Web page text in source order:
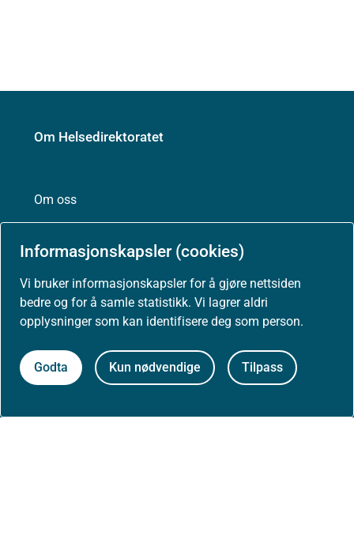
Informasjonskapsler (cookies)
Vi bruker informasjonskapsler for å gjøre nettsiden
bedre og for å samle statistikk. Vi lagrer aldri
opplysninger som kan identifisere deg som person.
Godta Kun nødvendige Tilpass
Om Helsedirektoratet
Om oss
Postadresse: